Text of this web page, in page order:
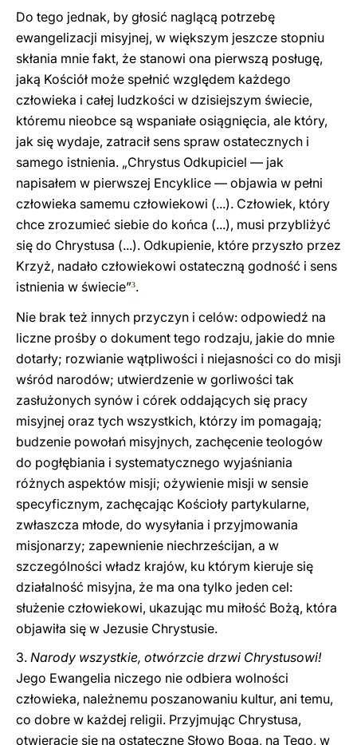
Do tego jednak, by głosić naglącą potrzebę
ewangelizacji misyjnej, w większym jeszcze stopniu
skłania mnie fakt, że stanowi ona pierwszą posługę,
jaką Kościół może spełnić względem każdego
człowieka i całej ludzkości w dzisiejszym świecie,
któremu nieobce są wspaniałe osiągnięcia, ale który,
jak się wydaje, zatracił sens spraw ostatecznych i
samego istnienia. „Chrystus Odkupiciel — jak
napisałem w pierwszej Encyklice — objawia w pełni
człowieka samemu człowiekowi (...). Człowiek, który
chce zrozumieć siebie do końca (...), musi przybliżyć
się do Chrystusa (...). Odkupienie, które przyszło przez
Krzyż, nadało człowiekowi ostateczną godność i sens
istnienia w świecie”3.
Nie brak też innych przyczyn i celów: odpowiedź na
liczne prośby o dokument tego rodzaju, jakie do mnie
dotarły; rozwianie wątpliwości i niejasności co do misji
wśród narodów; utwierdzenie w gorliwości tak
zasłużonych synów i córek oddających się pracy
misyjnej oraz tych wszystkich, którzy im pomagają;
budzenie powołań misyjnych, zachęcenie teologów
do pogłębiania i systematycznego wyjaśniania
różnych aspektów misji; ożywienie misji w sensie
specyficznym, zachęcając Kościoły partykularne,
zwłaszcza młode, do wysyłania i przyjmowania
misjonarzy; zapewnienie niechrześcijan, a w
szczególności władz krajów, ku którym kieruje się
działalność misyjna, że ma ona tylko jeden cel:
służenie człowiekowi, ukazując mu miłość Bożą, która
objawiła się w Jezusie Chrystusie.
3. Narody wszystkie, otwórzcie drzwi Chrystusowi!
Jego Ewangelia niczego nie odbiera wolności
człowieka, należnemu poszanowaniu kultur, ani temu,
co dobre w każdej religii. Przyjmując Chrystusa,
otwieracie się na ostateczne Słowo Boga, na Tego, w